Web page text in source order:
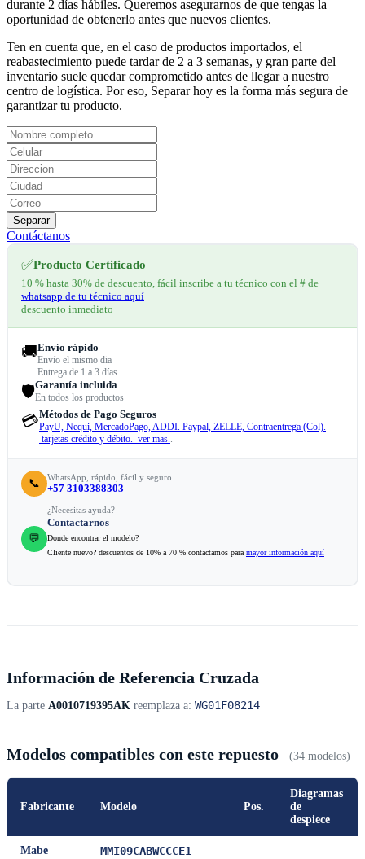
durante 2 días hábiles. Queremos asegurarnos de que tengas la
oportunidad de obtenerlo antes que nuevos clientes.
Ten en cuenta que, en el caso de productos importados, el
reabastecimiento puede tardar de 2 a 3 semanas, y gran parte del
inventario suele quedar comprometido antes de llegar a nuestro
centro de logística. Por eso, Separar hoy es la forma más segura de
garantizar tu producto.
Separar
Contáctanos
✅Producto Certificado
10 % hasta 30% de descuento, fácil inscribe a tu técnico con el # de
whatsapp de tu técnico aquí
descuento inmediato
🚚Envío rápido
Envío el mismo dia
Entrega de 1 a 3 días
🛡️Garantía incluida
En todos los productos
💳Métodos de Pago Seguros
PayU, Nequi, MercadoPago, ADDI. Paypal, ZELLE, Contraentrega (Col).
tarjetas crédito y débito. ver mas..
📞 WhatsApp, rápido, fácil y seguro
+57 3103388303
💬
¿Necesitas ayuda?
Contactarnos
Donde encontrar el modelo?
Cliente nuevo? descuentos de 10% a 70 % contactamos para mayor información aquí
Información de Referencia Cruzada
La parte A0010719395AK reemplaza a: WG01F08214
Modelos compatibles con este repuesto (34 modelos)
Fabricante Modelo Pos.
Diagramas
de
despiece
Mabe MMI09CABWCCCE1